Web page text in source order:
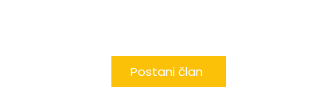
Postani član